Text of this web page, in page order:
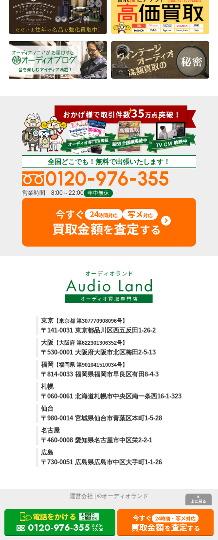
電話をかける お見積り
ご相談OK
0120-976-355 8:00~
22:00
今すぐ 24時間・ 写メ対応
買取金額を査定する
全国どこでも！無料で出張いたします！
0120-976-355
営業時間 8:00～22:00 年中無休
今すぐ 24時間対応 写メ対応
買取金額を査定する
東京 【東京都 第307770908096号】
〒141-0031 東京都品川区西五反田1-26-2
大阪
【大阪府 第622301306352号】
〒530-0001 大阪府大阪市北区梅田2-5-13
福岡
【福岡県 第901041510034号】
〒814-0033 福岡県福岡市早良区有田8-4-3
札幌
〒060-0061 北海道札幌市中央区南一条西16-1-323
仙台
〒980-0014 宮城県仙台市青葉区本町1-5-28
名古屋
〒460-0008 愛知県名古屋市中区栄2-2-1
広島
〒730-0051 広島県広島市中区大手町1-1-26
運営会社 | ©オーディオランド